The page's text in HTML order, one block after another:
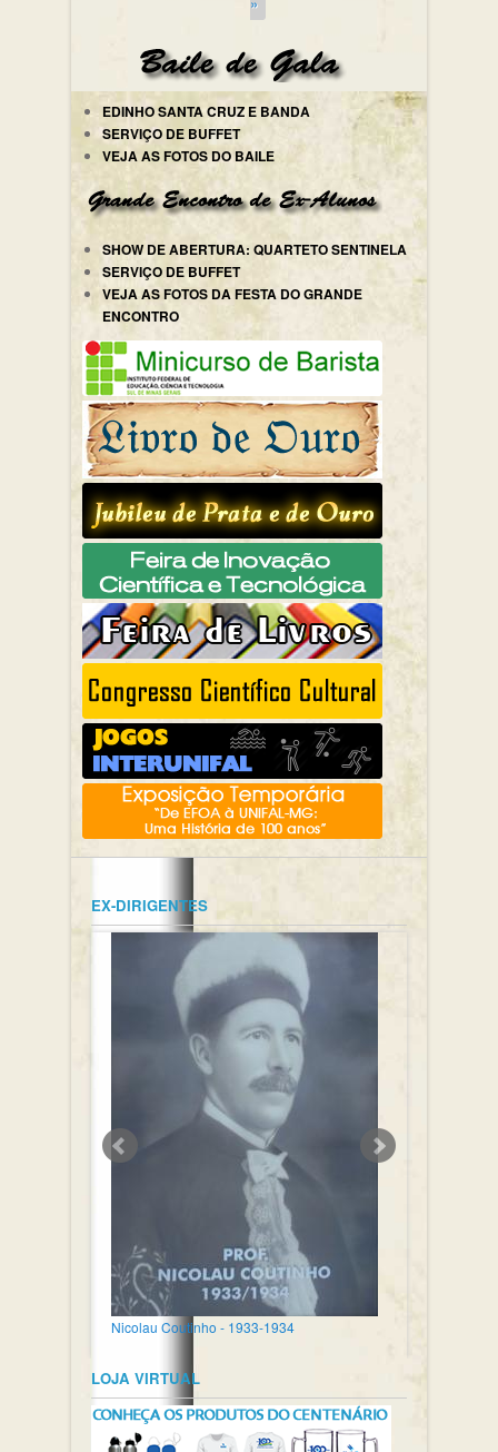
EDINHO SANTA CRUZ E BANDA
SERVIÇO DE BUFFET
VEJA AS FOTOS DO BAILE
SHOW DE ABERTURA: QUARTETO SENTINELA
SERVIÇO DE BUFFET
VEJA AS FOTOS DA FESTA DO GRANDE
ENCONTRO
EX-DIRIGENTES
Nicolau Coutinho - 1933-1934
LOJA VIRTUAL